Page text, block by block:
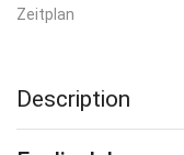
Zeitplan
Description